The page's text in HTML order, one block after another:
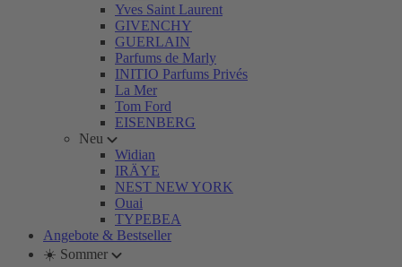
Yves Saint Laurent
GIVENCHY
GUERLAIN
Parfums de Marly
INITIO Parfums Privés
La Mer
Tom Ford
EISENBERG
Neu
Widian
IRÄYE
NEST NEW YORK
Ouai
TYPEBEA
Angebote & Bestseller
☀️ Sommer